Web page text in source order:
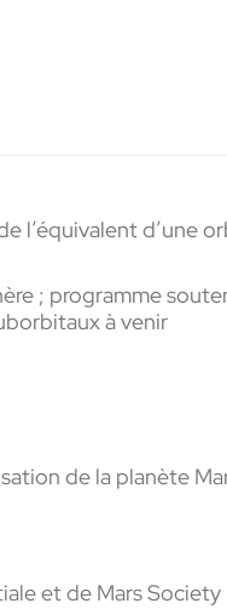
l’équivalent d’une
; programme
à venir
de la planète
et de Mars Society